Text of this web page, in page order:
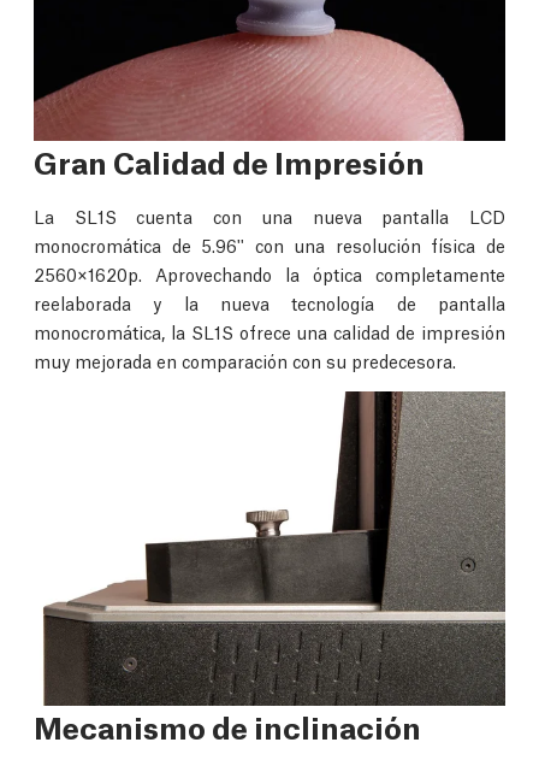
Gran Calidad de Impresión
La SL1S cuenta con una nueva pantalla LCD
monocromática de 5.96'' con una resolución física de
2560×1620p. Aprovechando la óptica completamente
reelaborada y la nueva tecnología de pantalla
monocromática, la SL1S ofrece una calidad de impresión
muy mejorada en comparación con su predecesora.
Mecanismo de inclinación